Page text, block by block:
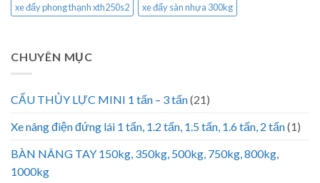
xe đẩy phong thạnh xth250s2
xe đẩy sàn nhựa 300kg
CHUYÊN MỤC
CẨU THỦY LỰC MINI 1 tấn – 3 tấn(21)
Xe nâng điện đứng lái 1 tấn, 1.2 tấn, 1.5 tấn, 1.6 tấn, 2 tấn(1)
BÀN NÂNG TAY 150kg, 350kg, 500kg, 750kg, 800kg,
1000kg